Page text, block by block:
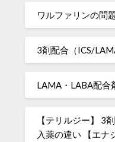
ワルファリンの問題
3剤配合（ICS/
LAMA・LABA配合
【テリルジー】 3
入薬の違い 【エナ